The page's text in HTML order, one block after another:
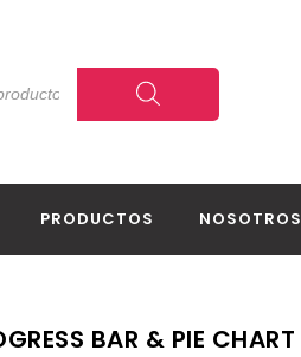
PRODUCTOS NOSOTROS
BAR & PIE CHART